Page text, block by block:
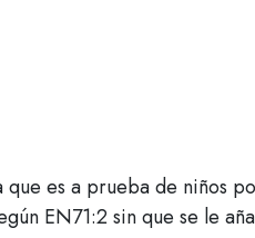
es a prueba de niños
EN71:2 sin que se le